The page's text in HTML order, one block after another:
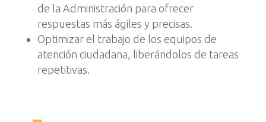
de la Administración para ofrecer
respuestas más ágiles y precisas.
Optimizar el trabajo de los equipos de
atención ciudadana, liberándolos de tareas
repetitivas.